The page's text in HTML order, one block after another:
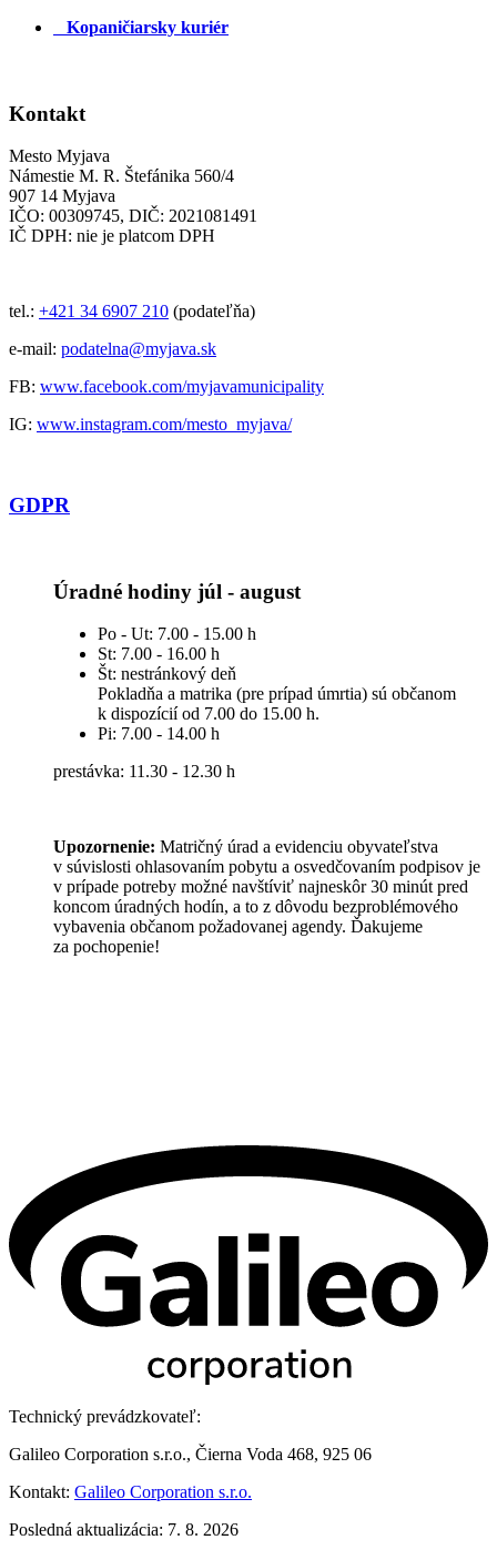
Kopaničiarsky kuriér
Kontakt
Mesto Myjava
Námestie M. R. Štefánika 560/4
907 14 Myjava
IČO: 00309745, DIČ: 2021081491
IČ DPH: nie je platcom DPH
tel.: +421 34 6907 210 (podateľňa)
e-mail: podatelna@myjava.sk
FB: www.facebook.com/myjavamunicipality
IG: www.instagram.com/mesto_myjava/
GDPR
Úradné hodiny júl - august
Po - Ut: 7.00 - 15.00 h
St: 7.00 - 16.00 h
Št: nestránkový deň
Pokladňa a matrika (pre prípad úmrtia) sú občanom
k dispozícií od 7.00 do 15.00 h.
Pi: 7.00 - 14.00 h
prestávka: 11.30 - 12.30 h
Upozornenie: Matričný úrad a evidenciu obyvateľstva
v súvislosti ohlasovaním pobytu a osvedčovaním podpisov je
v prípade potreby možné navštíviť najneskôr 30 minút pred
koncom úradných hodín, a to z dôvodu bezproblémového
vybavenia občanom požadovanej agendy. Ďakujeme
za pochopenie!
Technický prevádzkovateľ:
Galileo Corporation s.r.o., Čierna Voda 468, 925 06
Kontakt: Galileo Corporation s.r.o.
Posledná aktualizácia: 7. 8. 2026